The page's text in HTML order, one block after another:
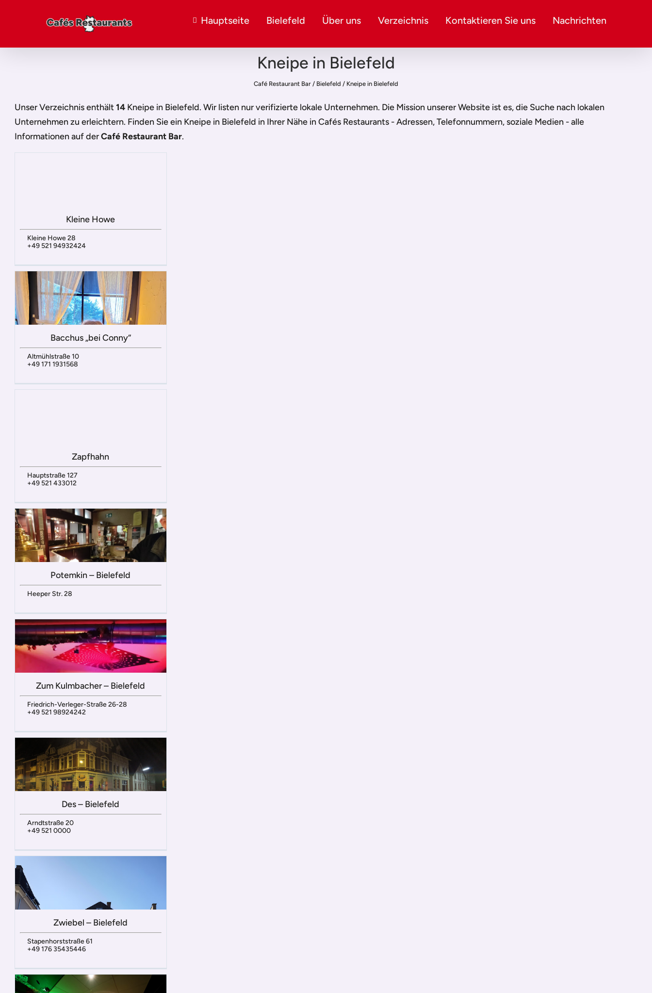
Hauptseite Bielefeld Über uns Verzeichnis Kontaktieren Sie uns Nachrichten
Kneipe in Bielefeld
Café Restaurant Bar / Bielefeld / Kneipe in Bielefeld
Unser Verzeichnis enthält14 Kneipe in Bielefeld. Wir listen nur verifizierte lokale Unternehmen. Die Mission unserer Website ist es, die Suche nach lokalen
Unternehmen zu erleichtern. Finden Sie ein Kneipe in Bielefeld in Ihrer Nähe in Cafés Restaurants - Adressen, Telefonnummern, soziale Medien - alle
Informationen auf derCafé Restaurant Bar.
Kleine Howe
Kleine Howe 28
+49 521 94932424
Bacchus „bei Conny“
Altmühlstraße 10
+49 171 1931568
Zapfhahn
Hauptstraße 127
+49 521 433012
Potemkin – Bielefeld
Heeper Str. 28
Zum Kulmbacher – Bielefeld
Friedrich-Verleger-Straße 26-28
+49 521 98924242
Des – Bielefeld
Arndtstraße 20
+49 521 0000
Zwiebel – Bielefeld
Stapenhorststraße 61
+49 176 35435446